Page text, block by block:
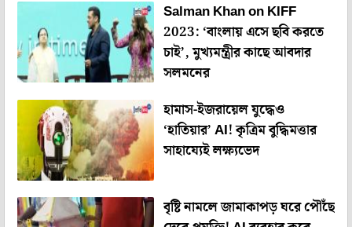
Salman Khan on KIFF
2023: ‘বাংলায় এসে ছবি করতে
চাই’, মুখ্যমন্ত্রীর কাছে আবদার
সলমনের
হামাস-ইজরায়েল যুদ্ধেও
‘হাতিয়ার’ AI! কৃত্রিম বুদ্ধিমত্তার
সাহায্যেই লক্ষ্যভেদ
বৃষ্টি নামলে জামাকাপড় ঘরে পৌঁছে